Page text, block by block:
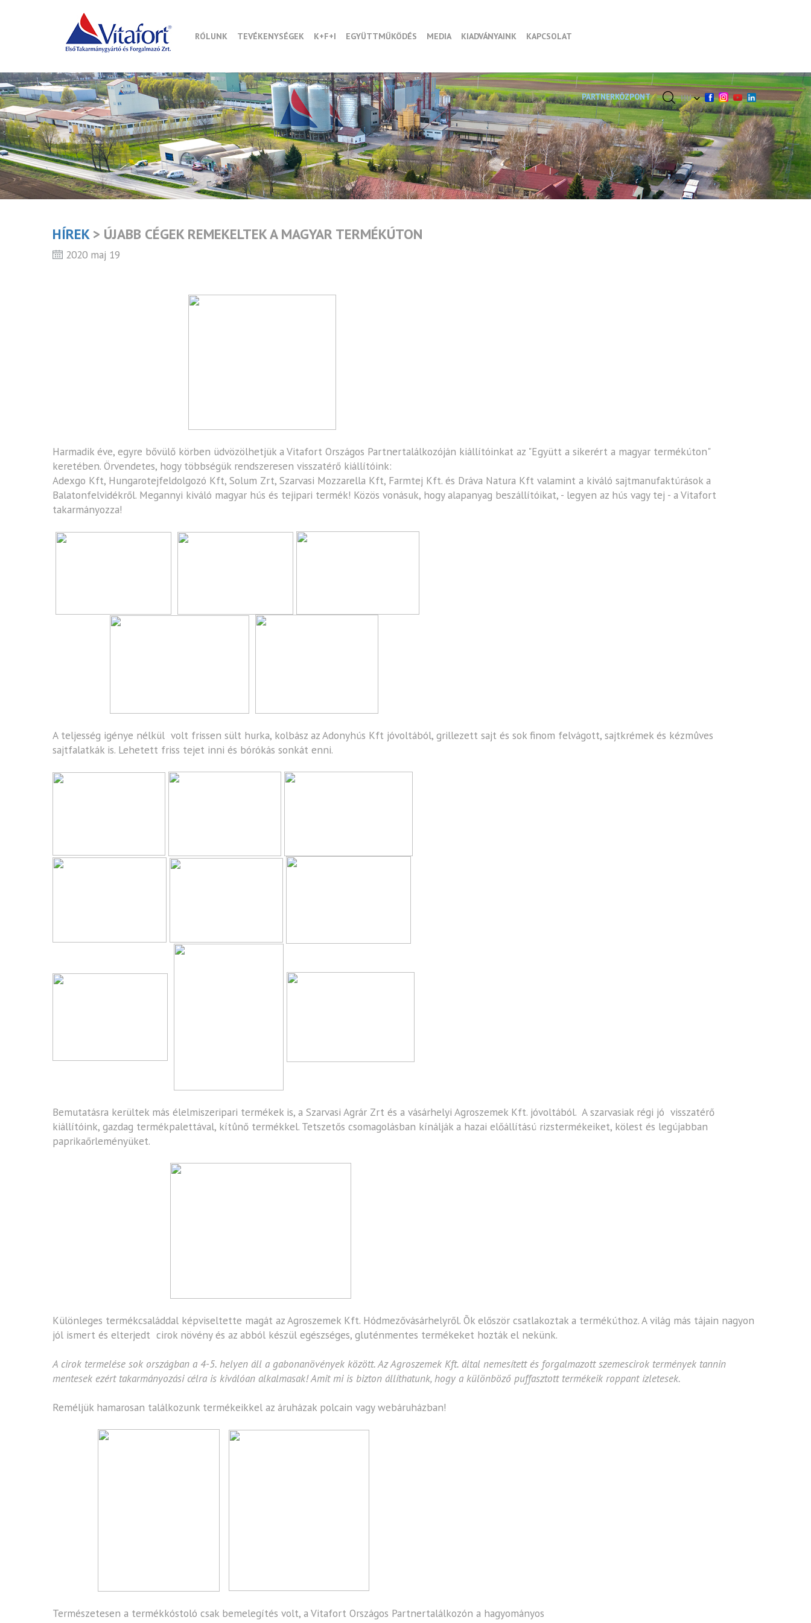
RÓLUNK TEVÉKENYSÉGEK K+F+I EGYÜTTMŰKÖDÉS MEDIA KIADVÁNYAINK KAPCSOLAT
PARTNERKÖZPONT HU
HÍREK> ÚJABB CÉGEK REMEKELTEK A MAGYAR TERMÉKÚTON
2020 maj 19
Harmadik éve, egyre bővülő körben üdvözölhetjük a Vitafort Országos Partnertalálkozóján kiállítóinkat az "Együtt a sikerért a magyar termékúton"
keretében. Örvendetes, hogy többségük rendszeresen visszatérő kiállítóink:
Adexgo Kft, Hungarotejfeldolgozó Kft, Solum Zrt, Szarvasi Mozzarella Kft, Farmtej Kft. és Dráva Natura Kft valamint a kiváló sajtmanufaktúrások a
Balatonfelvidékről. Megannyi kiváló magyar hús és tejipari termék! Közös vonásuk, hogy alapanyag beszállítóikat, - legyen az hús vagy tej - a Vitafort
takarmányozza!
A teljesség igénye nélkül volt frissen sült hurka, kolbász azAdonyhús Kft jóvoltából, grillezett sajt és sok finom felvágott, sajtkrémek és kézmûves
sajtfalatkák is. Lehetett friss tejet inni és bórókás sonkát enni.
Bemutatásra kerültek más élelmiszeripari termékek is, a Szarvasi Agrár Zrt és a vásárhelyi Agroszemek Kft. jóvoltából. A szarvasiak régi jó visszatérő
kiállítóink, gazdag termékpalettával, kítûnő termékkel. Tetszetős csomagolásban kínálják a hazai előállítású rizstermékeiket, kölest és legújabban
paprikaőrleményüket.
Különleges termékcsaláddal képviseltette magát azAgroszemek Kft. Hódmezővásárhelyről. Õk először csatlakoztak a termékúthoz. A világ más tájain nagyon
jól ismert és elterjedt cirok növény és az abból készül egészséges, gluténmentes termékeket hozták el nekünk.
A cirok termelése sok országban a 4-5. helyen áll a gabonanövények között. Az Agroszemek Kft. által nemesített és forgalmazott szemescirok termények tannin
mentesek ezért takarmányozási célra is kiválóan alkalmasak! Amit mi is bizton állíthatunk, hogy a különböző puffasztott termékeik roppant ízletesek.
Reméljük hamarosan találkozunk termékeikkel az áruházak polcain vagy webáruházban!
Természetesen a termékkóstoló csak bemelegítés volt, a Vitafort Országos Partnertalálkozón a hagyományos